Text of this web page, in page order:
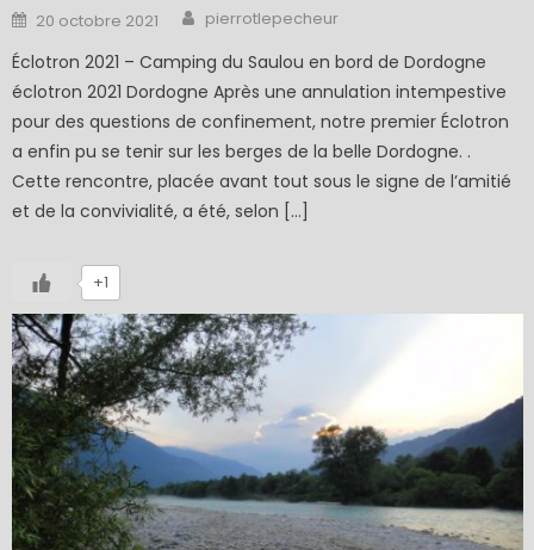
Posted
on
20 octobre 2021 Author
pierrotlepecheur
Éclotron 2021 – Camping du Saulou en bord de Dordogne
éclotron 2021 Dordogne Après une annulation intempestive
pour des questions de confinement, notre premier Éclotron
a enfin pu se tenir sur les berges de la belle Dordogne. .
Cette rencontre, placée avant tout sous le signe de l’amitié
et de la convivialité, a été, selon […]
+1